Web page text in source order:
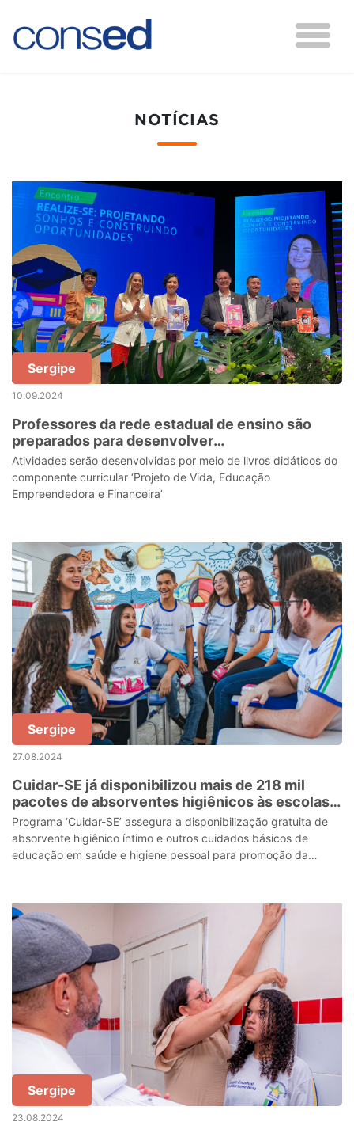
NOTÍCIAS
Sergipe
10.09.2024
Professores da rede estadual de ensino são
preparados para desenvolver
empreendedorismo em sala de aula
Atividades serão desenvolvidas por meio de livros didáticos do
componente curricular ‘Projeto de Vida, Educação
Empreendedora e Financeira’
Sergipe
27.08.2024
Cuidar-SE já disponibilizou mais de 218 mil
pacotes de absorventes higiênicos às escolas
estaduais
Programa ‘Cuidar-SE’ assegura a disponibilização gratuita de
absorvente higiênico íntimo e outros cuidados básicos de
educação em saúde e higiene pessoal para promoção da
Sergipe
23.08.2024